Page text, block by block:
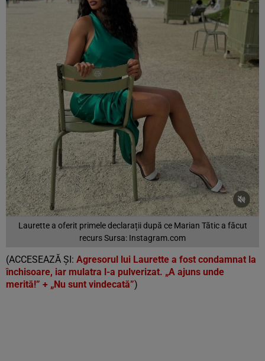
Laurette a oferit primele declarații după ce Marian Tătic a făcut
recurs Sursa: Instagram.com
(ACCESEAZĂ ȘI: Agresorul lui Laurette a fost condamnat la
închisoare, iar mulatra l-a pulverizat. „A ajuns unde
merită!” + „Nu sunt vindecată”)